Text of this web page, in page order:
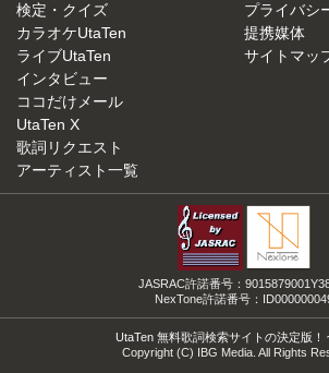
検定・クイズ
カラオケUtaTen
ライブUtaTen
インタビュー
ココだけメール
UtaTen X
歌詞リクエスト
アーティスト一覧
プライバシ
提携媒体
サイトマッ
JASRAC許諾番号：
NexTone許諾番号：
UtaTen 無料歌詞検索サイトの決定版！
Copyright (C) IBG Media. All Rights